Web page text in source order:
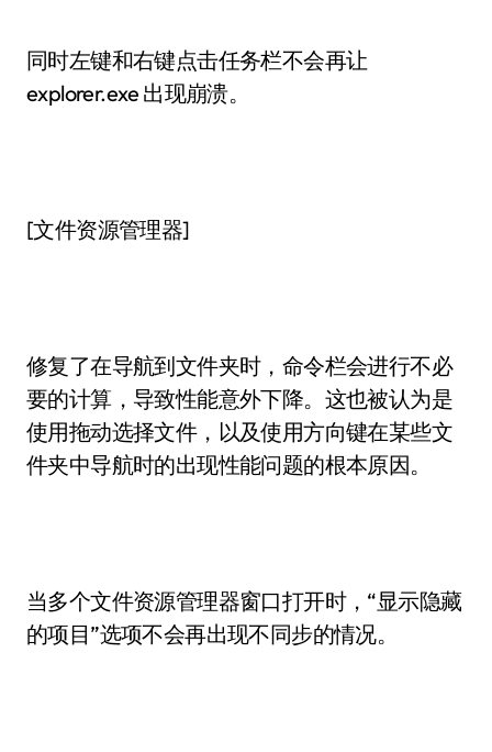
同时左键和右键点击任务栏不会再让
explorer.exe 出现崩溃。
[文件资源管理器]
修复了在导航到文件夹时，命令栏会进行不必
要的计算，导致性能意外下降。这也被认为是
使用拖动选择文件，以及使用方向键在某些文
件夹中导航时的出现性能问题的根本原因。
当多个文件资源管理器窗口打开时，“显示隐藏
的项目”选项不会再出现不同步的情况。